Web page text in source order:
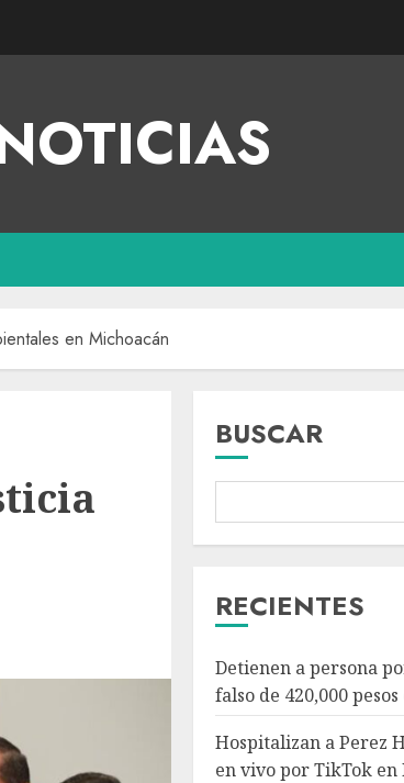
en Michoacán
BUSCAR
RECIENTES
Detienen a persona
falso de 420,000 pesos
Hospitalizan a Perez
en vivo por TikTok